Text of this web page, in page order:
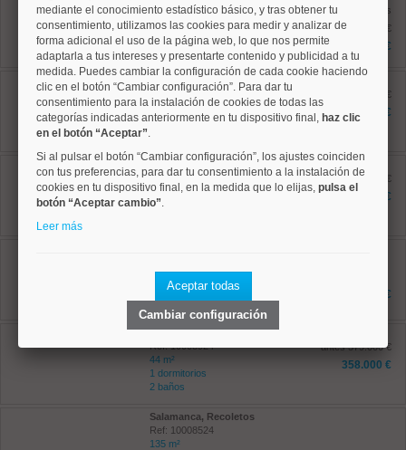
Ref: 10008814
221 m²
6 dormitorios
2 baños
antes
1.969.000 €
1.650.000 €
Centro, Embajadores
Ref: 10008881
95 m²
3 dormitorios
2 baños
antes 787.000 €
730.000 €
Centro, Universidad
Ref: 10008882
118 m²
5 dormitorios
antes 849.960 €
799.960 €
92 m²
2 dormitorios
2 baños
649.000 €
Centro, Universidad
Ref: 10008924
44 m²
1 dormitorios
2 baños
antes 379.000 €
358.000 €
Salamanca, Recoletos
Ref: 10008524
135 m²
mediante el conocimiento estadístico básico, y tras obtener tu
consentimiento, utilizamos las cookies para medir y analizar de
forma adicional el uso de la página web, lo que nos permite
adaptarla a tus intereses y presentarte contenido y publicidad a tu
medida. Puedes cambiar la configuración de cada cookie haciendo
clic en el botón “Cambiar configuración”. Para dar tu
consentimiento para la instalación de cookies de todas las
categorías indicadas anteriormente en tu dispositivo final, haz clic
en el botón “Aceptar”.
Si al pulsar el botón “Cambiar configuración”, los ajustes coinciden
con tus preferencias, para dar tu consentimiento a la instalación de
cookies en tu dispositivo final, en la medida que lo elijas, pulsa el
botón “Aceptar cambio”.
Leer más
Aceptar todas
Cambiar configuración